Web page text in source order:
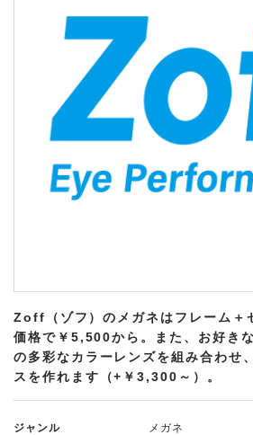
Zoff（ゾフ）のメガネはフレーム＋
価格で￥5,500から。また、お好き
の多彩なカラーレンズを組み合わせ
スを作れます（+￥3,300～）。
ジャンル メガネ